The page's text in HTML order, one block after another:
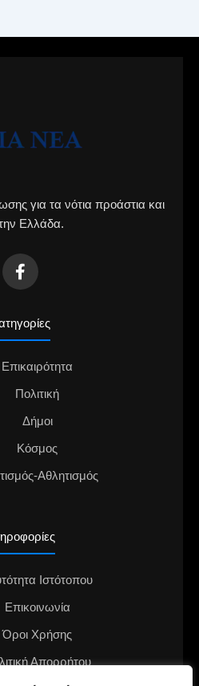
για τα νότια προάστια και
Ελλάδα.
Επικαιρότητα
Πολιτική
Δήμοι
Κόσμος
Αθλητισμός
Ιστότοπου
Επικοινωνία
Όροι Χρήσης
Απορρήτου